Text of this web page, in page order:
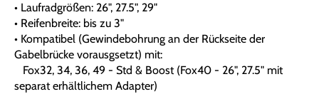
• Laufradgrößen: 26", 27.5", 29"
• Reifenbreite: bis zu 3"
• Kompatibel (Gewindebohrung an der Rückseite der
Gabelbrücke vorausgsetzt) mit:
Fox32, 34, 36, 49 - Std & Boost (Fox40 - 26", 27.5" mit
separat erhältlichem Adapter)